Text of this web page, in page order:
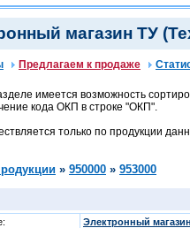
магазин ТУ
Предлагаем к продаже
имеется возможность
кода ОКП в строке "ОКП".
только по продукции
» 950000 » 953000
Электронный